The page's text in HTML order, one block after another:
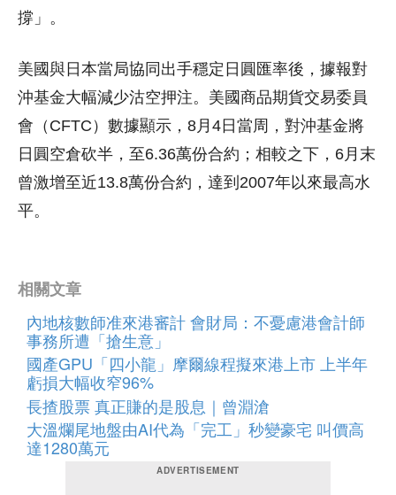
撐」。
美國與日本當局協同出手穩定日圓匯率後，據報對
沖基金大幅減少沽空押注。美國商品期貨交易委員
會（CFTC）數據顯示，8月4日當周，對沖基金將
日圓空倉砍半，至6.36萬份合約；相較之下，6月末
曾激增至近13.8萬份合約，達到2007年以來最高水
平。
相關文章
內地核數師准來港審計 會財局：不憂慮港會計師
事務所遭「搶生意」
國產GPU「四小龍」摩爾線程擬來港上市 上半年
虧損大幅收窄96%
長揸股票 真正賺的是股息｜曾淵滄
大溫爛尾地盤由AI代為「完工」秒變豪宅 叫價高
達1280萬元